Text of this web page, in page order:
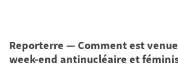
Reporterre — Comment est venue
week-end antinucléaire et